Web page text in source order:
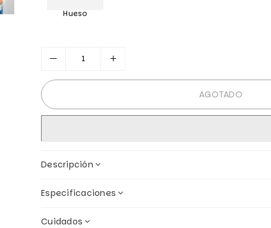
Hueso
AGOTADO
Descripción
Especificaciones
Cuidados